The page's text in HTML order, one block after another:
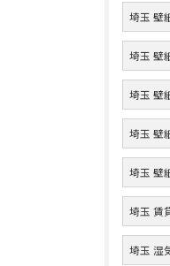
埼玉 壁
埼玉 壁
埼玉 壁
埼玉 壁
埼玉 壁
埼玉 賃
埼玉 湿